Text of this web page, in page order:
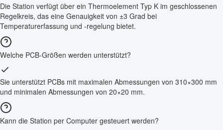
Die Station verfügt über ein Thermoelement Typ K im geschlossenen
Regelkreis, das eine Genauigkeit von ±3 Grad bei
Temperaturerfassung und -regelung bietet.
Welche PCB-Größen werden unterstützt?
Sie unterstützt PCBs mit maximalen Abmessungen von 310×300 mm
und minimalen Abmessungen von 20×20 mm.
Kann die Station per Computer gesteuert werden?